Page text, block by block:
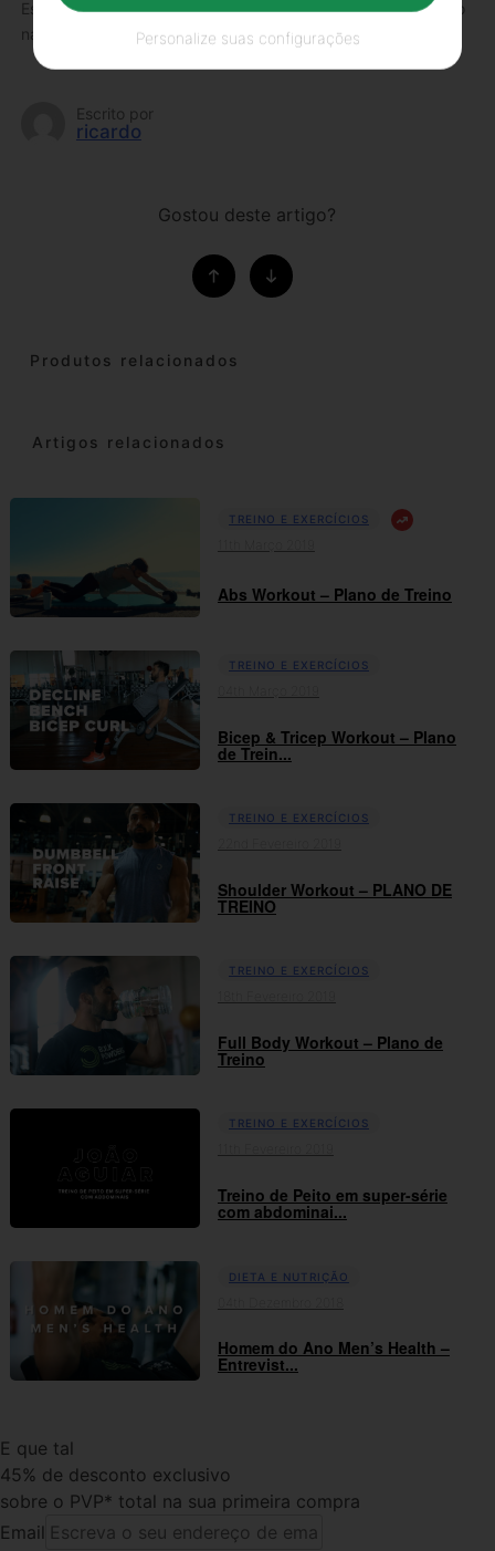
Estes conselhos servem não só para o Fitness, mas para tudo
na nossa vida!
Escrito por
ricardo
Gostou deste artigo?
Produtos relacionados
Artigos relacionados
TREINO E EXERCÍCIOS
Abs Workout – Plano de Treino
TREINO E EXERCÍCIOS
Bicep & Tricep Workout – Plano
de Trein...
TREINO E EXERCÍCIOS
Shoulder Workout – PLANO DE
TREINO
TREINO E EXERCÍCIOS
Full Body Workout – Plano de
Treino
TREINO E EXERCÍCIOS
Treino de Peito em super-série
com abdominai...
DIETA E NUTRIÇÃO
Homem do Ano Men’s Health –
Entrevist...
E que tal
45% de desconto exclusivo
sobre o PVP* total na sua primeira compra
Email
Personalize suas configurações